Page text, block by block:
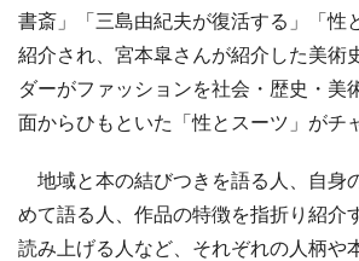
書斎」「三島由紀夫が復活する」「性
紹介され、宮本皐さんが紹介した美術
ダーがファッションを社会・歴史・美
面からひもといた「性とスーツ」がチ
地域と本の結びつきを語る人、自身
めて語る人、作品の特徴を指折り紹介
読み上げる人など、それぞれの人柄や